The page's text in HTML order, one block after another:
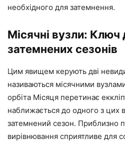
необхідного для затемнення.
Місячні вузли: Ключ
затемнених сезонів
Цим явищем керують дві
називаються місячними
орбіта Місяця перетинає
наближається до одного з цих
затемнений сезон. Приблизно
вирівнювання сприятливе для